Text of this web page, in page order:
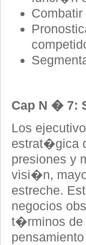
Cap N � 7:
Los
estrat�gica
presiones y
visi�n,
estreche.
negocios
t�rminos de